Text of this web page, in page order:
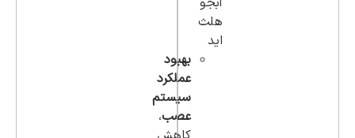
هلث
اید
بهبود
عملکرد
سیستم
عصب،